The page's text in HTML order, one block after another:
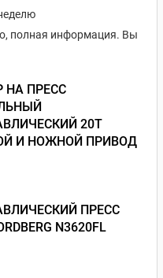
полная информация. Вы
НА ПРЕСС
20Т
И НОЖНОЙ ПРИВОД
ПРЕСС
N3620FL